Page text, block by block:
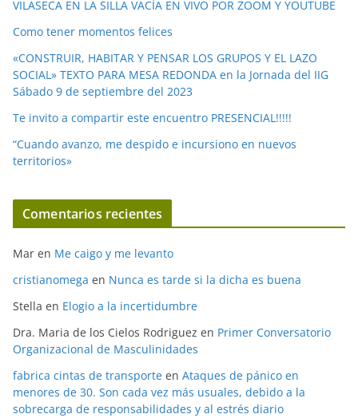
VILASECA EN LA SILLA VACÍA EN VIVO POR ZOOM Y YOUTUBE
Como tener momentos felices
«CONSTRUIR, HABITAR Y PENSAR LOS GRUPOS Y EL LAZO
SOCIAL» TEXTO PARA MESA REDONDA en la Jornada del IIG
Sábado 9 de septiembre del 2023
Te invito a compartir este encuentro PRESENCIAL!!!!!
“Cuando avanzo, me despido e incursiono en nuevos
territorios»
Comentarios recientes
Mar en Me caigo y me levanto
cristianomega en Nunca es tarde si la dicha es buena
Stella en Elogio a la incertidumbre
Dra. Maria de los Cielos Rodriguez en Primer Conversatorio
Organizacional de Masculinidades
fabrica cintas de transporte en Ataques de pánico en
menores de 30. Son cada vez más usuales, debido a la
sobrecarga de responsabilidades y al estrés diario